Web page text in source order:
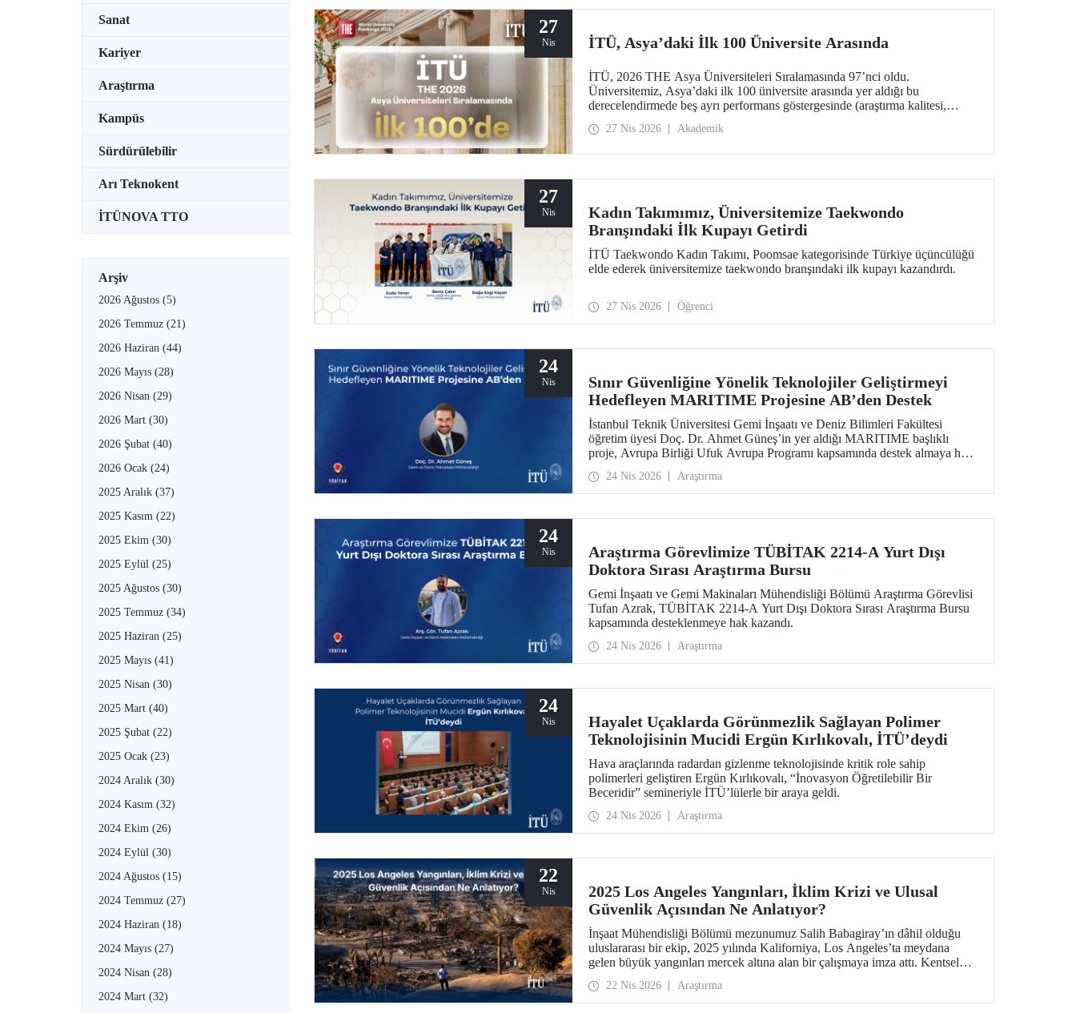
Sanat
Kariyer
Araştırma
Kampüs
Sürdürülebilir
Arı Teknokent
İTÜNOVA TTO
Arşiv
2026 Ağustos (5)
2026 Temmuz (21)
2026 Haziran (44)
2026 Mayıs (28)
2026 Nisan (29)
2026 Mart (30)
2026 Şubat (40)
2026 Ocak (24)
2025 Aralık (37)
2025 Kasım (22)
2025 Ekim (30)
2025 Eylül (25)
2025 Ağustos (30)
2025 Temmuz (34)
2025 Haziran (25)
2025 Mayıs (41)
2025 Nisan (30)
2025 Mart (40)
2025 Şubat (22)
2025 Ocak (23)
2024 Aralık (30)
2024 Kasım (32)
2024 Ekim (26)
2024 Eylül (30)
2024 Ağustos (15)
2024 Temmuz (27)
2024 Haziran (18)
2024 Mayıs (27)
2024 Nisan (28)
2024 Mart (32)
27
Nis İTÜ, Asya’daki İlk 100 Üniversite Arasında
İTÜ, 2026 THE Asya Üniversiteleri Sıralamasında 97’nci oldu.
Üniversitemiz, Asya’daki ilk 100 üniversite arasında yer aldığı bu
derecelendirmede beş ayrı performans göstergesinde (araştırma kalitesi,
27 Nis 2026 Akademik
27
Nis
Kadın Takımımız, Üniversitemize Taekwondo
Branşındaki İlk Kupayı Getirdi
İTÜ Taekwondo Kadın Takımı, Poomsae kategorisinde Türkiye üçüncülüğü
elde ederek üniversitemize taekwondo branşındaki ilk kupayı kazandırdı.
27 Nis 2026 Öğrenci
24
Nis
Sınır Güvenliğine Yönelik Teknolojiler Geliştirmeyi
Hedefleyen MARITIME Projesine AB’den Destek
İstanbul Teknik Üniversitesi Gemi İnşaatı ve Deniz Bilimleri Fakültesi
öğretim üyesi Doç. Dr. Ahmet Güneş’in yer aldığı MARITIME başlıklı
proje, Avrupa Birliği Ufuk Avrupa Programı kapsamında destek almaya hak
24 Nis 2026 Araştırma
24
Nis
Araştırma Görevlimize TÜBİTAK 2214-A Yurt Dışı
Doktora Sırası Araştırma Bursu
Gemi İnşaatı ve Gemi Makinaları Mühendisliği Bölümü Araştırma Görevlisi
Tufan Azrak, TÜBİTAK 2214-A Yurt Dışı Doktora Sırası Araştırma Bursu
kapsamında desteklenmeye hak kazandı.
24 Nis 2026 Araştırma
24
Nis
Hayalet Uçaklarda Görünmezlik Sağlayan Polimer
Teknolojisinin Mucidi Ergün Kırlıkovalı, İTÜ’deydi
Hava araçlarında radardan gizlenme teknolojisinde kritik role sahip
polimerleri geliştiren Ergün Kırlıkovalı, “İnovasyon Öğretilebilir Bir
Beceridir” semineriyle İTÜ’lülerle bir araya geldi.
24 Nis 2026 Araştırma
22
Nis
2025 Los Angeles Yangınları, İklim Krizi ve Ulusal
Güvenlik Açısından Ne Anlatıyor?
İnşaat Mühendisliği Bölümü mezunumuz Salih Babagiray’ın dâhil olduğu
uluslararası bir ekip, 2025 yılında Kaliforniya, Los Angeles’ta meydana
gelen büyük yangınları mercek altına alan bir çalışmaya imza attı. Kentsel
kazanan bir ulusal güvenlik meselesi olduğuna vurgu yapan araştırma,
Nature’ın kentler odaklı yayın organı olan Nature Cities’te yayımlandı.
22 Nis 2026 Araştırma